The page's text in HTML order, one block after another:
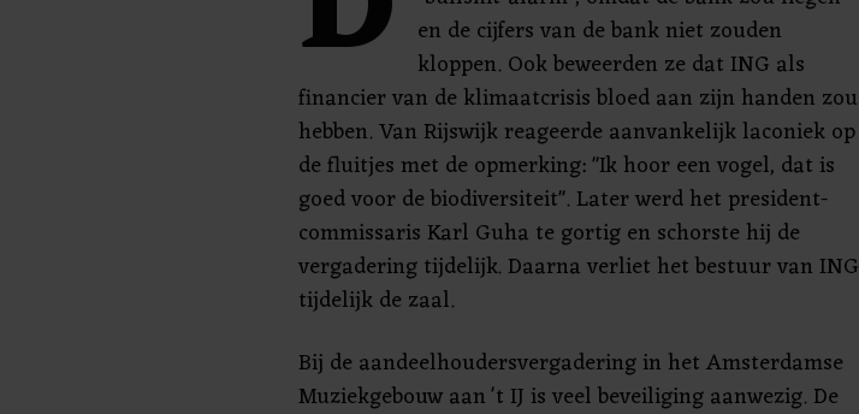
en de cijfers van de bank niet zouden
kloppen. Ook beweerden ze dat ING als
financier van de klimaatcrisis bloed aan zijn handen zou
hebben. Van Rijswijk reageerde aanvankelijk laconiek op
de fluitjes met de opmerking: "Ik hoor een vogel, dat is
goed voor de biodiversiteit". Later werd het president-
commissaris Karl Guha te gortig en schorste hij de
vergadering tijdelijk. Daarna verliet het bestuur van ING
tijdelijk de zaal.
Bij de aandeelhoudersvergadering in het Amsterdamse
Muziekgebouw aan 't IJ is veel beveiliging aanwezig. De